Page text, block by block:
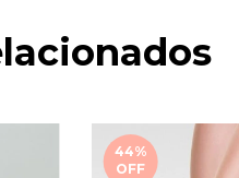
44%
OFF